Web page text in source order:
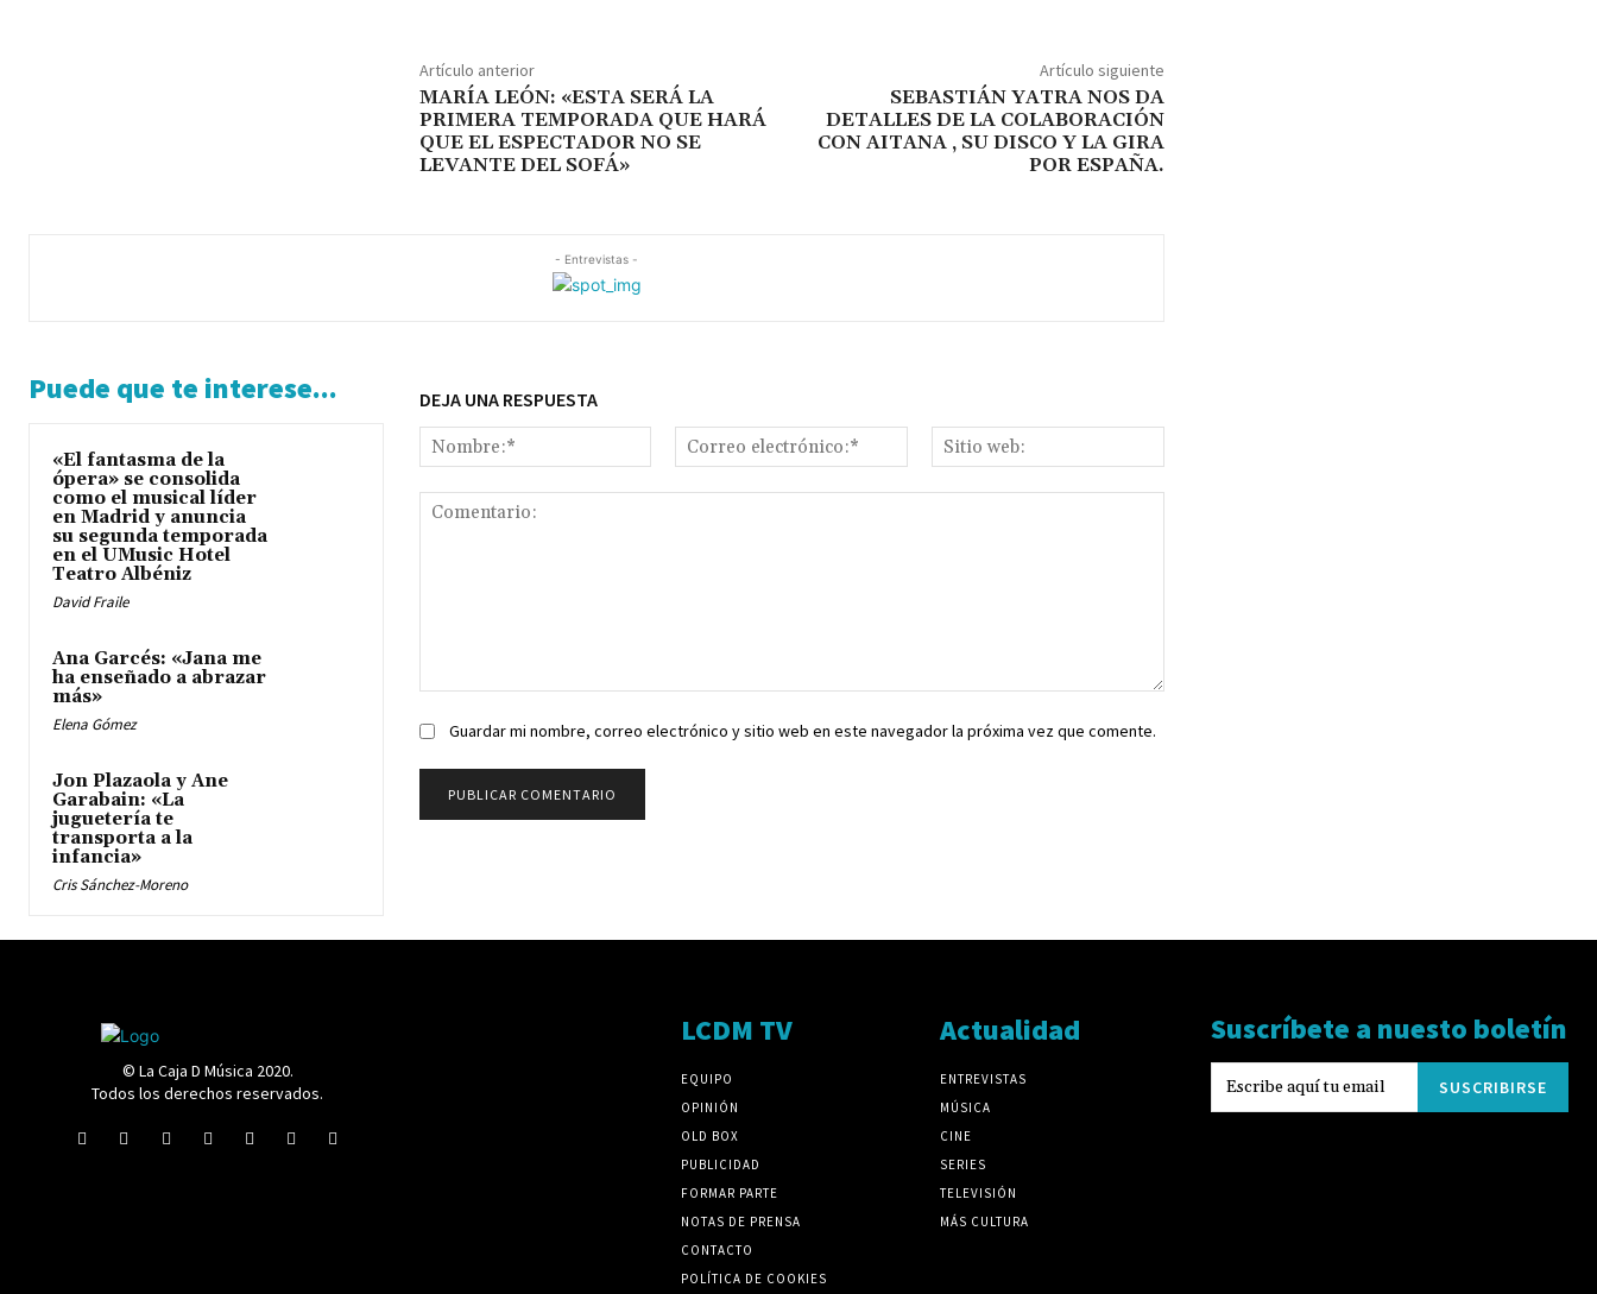
Artículo anterior
MARÍA LEÓN: «ESTA SERÁ LA
PRIMERA TEMPORADA QUE HARÁ
QUE EL ESPECTADOR NO SE
LEVANTE DEL SOFÁ»
Artículo siguiente
SEBASTIÁN YATRA NOS DA
DETALLES DE LA COLABORACIÓN
CON AITANA , SU DISCO Y LA GIRA
POR ESPAÑA.
- Entrevistas -
Puede que te interese...
«El fantasma de la
ópera» se consolida
como el musical líder
en Madrid y anuncia
su segunda temporada
en el UMusic Hotel
Teatro Albéniz
David Fraile
Ana Garcés: «Jana me
ha enseñado a abrazar
más»
Elena Gómez
Jon Plazaola y Ane
Garabain: «La
juguetería te
transporta a la
infancia»
Cris Sánchez-Moreno
DEJA UNA RESPUESTA
Nombre:*
Correo
electrónico:*
web:
Guardar mi nombre, correo electrónico y sitio web en este navegador la próxima vez que comente.
© La Caja D Música 2020.
Todos los derechos reservados.
LCDM TV
EQUIPO
OPINIÓN
OLD BOX
PUBLICIDAD
FORMAR PARTE
NOTAS DE PRENSA
CONTACTO
POLÍTICA DE COOKIES
Actualidad
ENTREVISTAS
MÚSICA
CINE
SERIES
TELEVISIÓN
MÁS CULTURA
Suscríbete a nuesto boletín
SUSCRIBIRSE